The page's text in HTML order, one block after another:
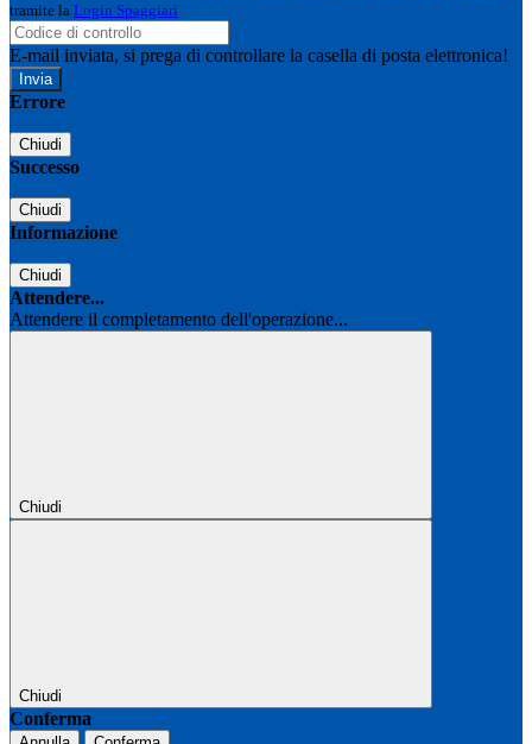
tramite la Login Spaggiari
E-mail inviata, si prega di controllare la casella di posta elettronica!
Errore
Chiudi
Successo
Chiudi
Informazione
Chiudi
Attendere...
Attendere il completamento dell'operazione...
Chiudi
Chiudi
Conferma